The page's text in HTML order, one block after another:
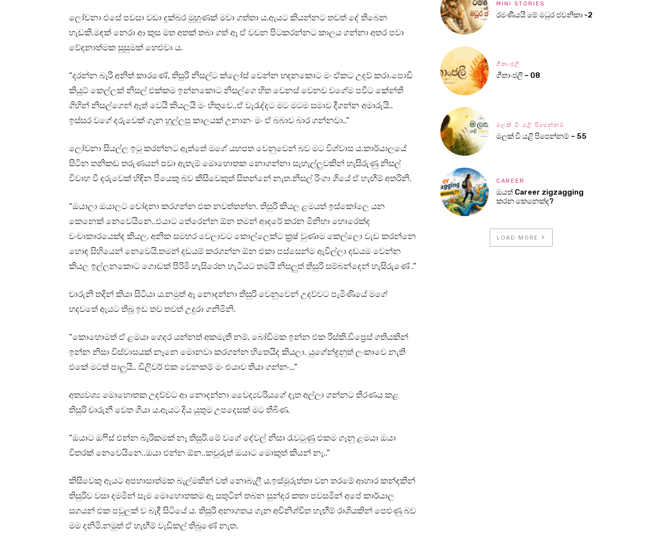
ලෝචනා එසේ පවසා වඩා දුක්බර මුහුණක් මවා ගත්තා ය.ඇයට කියන්නට තවත් දේ තිබෙන
හැඩකි.මඳක් නෙරා ආ කුස මත අතක් තබා ගත් ඈ ඒ වචන පිටකරන්නට කාලය ගන්නා අතර පවා
වේදනාත්මක සුසුමක් හෙළුවා ය.
“දරන්න බැරි අනිත් කාරණේ, තිසුරි නිසල්ට ක්ලෝස් වෙන්න හදනකොට මං ඒකට උදව් කරා.පොඩි
කියුට් කෙල්ලක් නිසල් එක්කම ඉන්නකොට නිසල්ගෙ හිත වෙනස් වෙනව වගේම පවීට කේන්ති
ගිහින් නිසල්ගෙන් ඈත් වෙයි කියලයි මං හිතුවෙ..ඒ වැරැද්දට මට මටම සමාව දීගන්න අමාරුයි..
ඉස්සර වගේ දරුවෙක් ගැන හූල්ලපු කාලයක් උනානං මං ඒ බබාව බාර ගන්නවා..”
ලෝචනා සියල්ල ඉටු කරන්නට ඇත්තේ මගේ යහපත වෙනුවෙන් බව මට විශ්වාස ය.කාර්යාලයේ
සිටින තනිකඩ තරුණයන් පවා ඇතැම් මොහොතක නොගන්නා සැහැල්ලුවකින් හැසිරුණු නිසල්
විවාහ වී දරුවෙක් හිඳින පියෙකු බව කිසිවෙකුත් සිතන්නේ නැත.නිසල් රිංගා ගියේ ඒ හැඟීම් අතරිනි.
“ඔයාලා ඔයාලට චෝදනා කරගන්න එක නවත්තන්න. තිසුරි කියල ළමයත් ඉස්කෝලෙ යන
කෙනෙක් නෙවෙයිනෙ..එයාට තේරෙන්න ඕන තමන් ආදරේ කරන මිනිහා හොරෙක්ද
වංචාකාරයෙක්ද කියල. අනික සමහර වෙලාවට කොල්ලෙක්ට ක්‍රෂ් වුණාම කෙල්ලො වැඩ කරන්නෙ
හොඳ සිහියෙන් නෙවෙයි.තමන් දඩයම් කරගන්න ඕන එකා පස්සෙන්ම ඇවිල්ලා දඩයම වෙන්න
කියල ඉල්ලනකොට ගොඩක් පිරිමි හැසිරෙන හැටියට තමයි නිසලුත් තිසුරි සම්බන්දෙන් හැසිරුණේ .”
චාරුනි තදින් කියා සිටියා ය.නමුත් ඈ නොදන්නා තිසුරි වෙනුවෙන් උදව්වට පැමිණියේ මගේ
හදවතේ ඇයට තිබූ ඉඩ තව තවත් උදුරා ගනිමිනි.
“කොහොමත් ඒ ළමයා ගෙදර යන්නත් අකමැති නම්, බෝඩිමක ඉන්න එක රිස්කි.ඩිප්‍රෙස් ගතියකින්
ඉන්න නිසා විස්වාසයක් නෑනෙ මොනවා කරගන්න හිතෙයිද කියලා. යුගේන්ද්‍රනුත් ලංකාවෙ නැති
එකේ මටත් පාලුයි.. ඩිලිවර් එක වෙනකම් මං එයාව තියා ගන්නං…”
අත්‍යවශ්‍ය මොහොතක උදව්වට ආ නොදන්නා වෛද්‍යවරියගේ දෑත අල්ලා ගන්නට තීරණය කළ
තිසුරි චාරුනී වෙත ගියා ය.ඇයට දිය යුතුම උපදෙසක් මට තිබිණ.
“ඔයාට ඔෆිස් එන්න බැරිකමක් නෑ තිසුරි.මේ වගේ දේවල් නිසා රැවටුණු එකම ගෑනු ළමයා ඔයා
විතරක් නෙවෙයිනෙ..ඔයා එන්න ඕන..කවුරුත් ඔයාට මොකුත් කියන් නෑ..”
කිසිවෙකු ඇයට අපහාසාත්මක බැල්මකින් වත් නොබැලී ය.ඉස්මුරුත්තා වන තරමේ ආහාර කන්දකින්
තිසුරිව වසා දමමින් සෑම මොහොතකම ඈ සතුටින් තබන සුන්දර කතා පවසමින් අපේ කාර්යාල
සගයන් එක පවුලක් ව බැඳී සිටියේ ය. තිසුරි අනාගතය ගැන අවිනිශ්චිත හැඟීම් රාශියකින් පෙළුණු බව
මම දනිමි.නමුත් ඒ හැඟීම් වැඩිකල් තිබුණේ නැත.
MINI STORIES
රමණීයයි මේ මධුර ජවනිකා -2
ගීතාංජලී
ගීතාංජලී – 08
මලක් වී යළි පිපෙන්නම්
මලක් වී යළි පිපෙන්නම් – 55
CAREER
ඔයත් Career zigzagging
කරන කෙනෙක්ද?
LOAD MORE